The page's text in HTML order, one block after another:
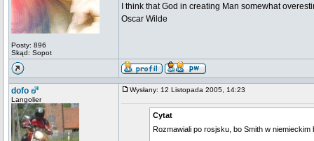
Posty: 896
Skąd: Sopot
I think that God in creating Man somewhat
Oscar Wilde
dofo
Langolier
Wysłany: 12 Listopada 2005, 14:23
Cytat
Rozmawiali po rosjsku, bo Smith w